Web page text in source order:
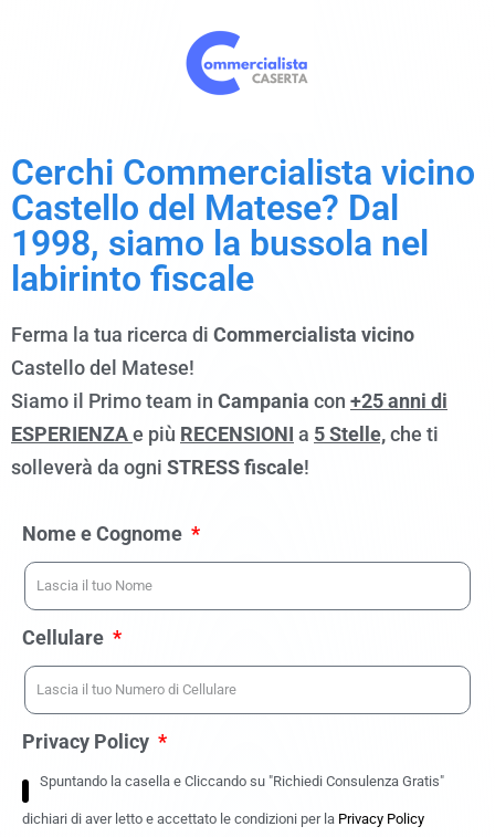
Cerchi Commercialista vicino
Castello del Matese? Dal
1998, siamo la bussola nel
labirinto fiscale
Ferma la tua ricerca di Commercialista vicino
Castello del Matese!
Siamo il Primo team in Campania con +25 anni di
ESPERIENZAe più RECENSIONI a 5 Stelle,che ti
solleverà da ogni STRESS fiscale!
Nome e Cognome
Cellulare
Privacy Policy
Spuntando la casella e Cliccando su "Richiedi Consulenza Gratis"
dichiari di aver letto e accettato le condizioni per la Privacy Policy